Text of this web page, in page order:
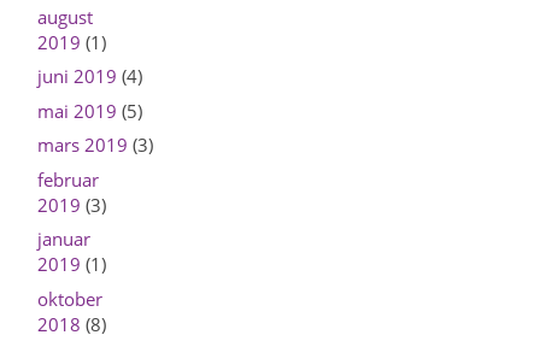
august
2019 (1)
juni 2019 (4)
mai 2019 (5)
mars 2019 (3)
februar
2019 (3)
januar
2019 (1)
oktober
2018 (8)